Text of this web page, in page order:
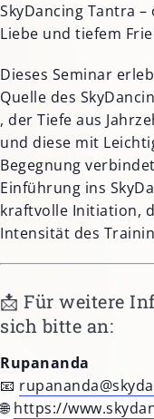
SkyDancing Tantra
Liebe und tiefem
Dieses Seminar
Quelle des
, der Tiefe aus
und diese mit
Begegnung
Einführung ins
kraftvolle Initiation,
Intensität des
📩 Für weitere
sich bitte an:
Rupananda
📧
🌐https://